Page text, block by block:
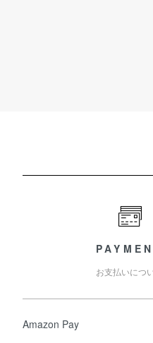
お支払いにつ
Amazon Pay